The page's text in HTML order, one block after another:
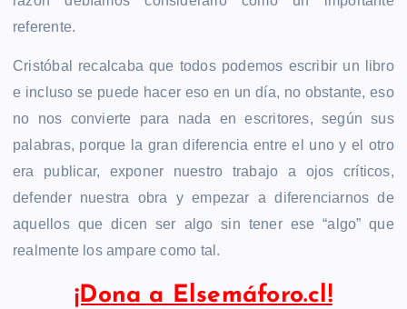
referente.
Cristóbal recalcaba que todos podemos escribir un libro
e incluso se puede hacer eso en un día, no obstante, eso
no nos convierte para nada en escritores, según sus
palabras, porque la gran diferencia entre el uno y el otro
era publicar, exponer nuestro trabajo a ojos críticos,
defender nuestra obra y empezar a diferenciarnos de
aquellos que dicen ser algo sin tener ese “algo” que
realmente los ampare como tal.
¡Dona a Elsemáforo.cl!